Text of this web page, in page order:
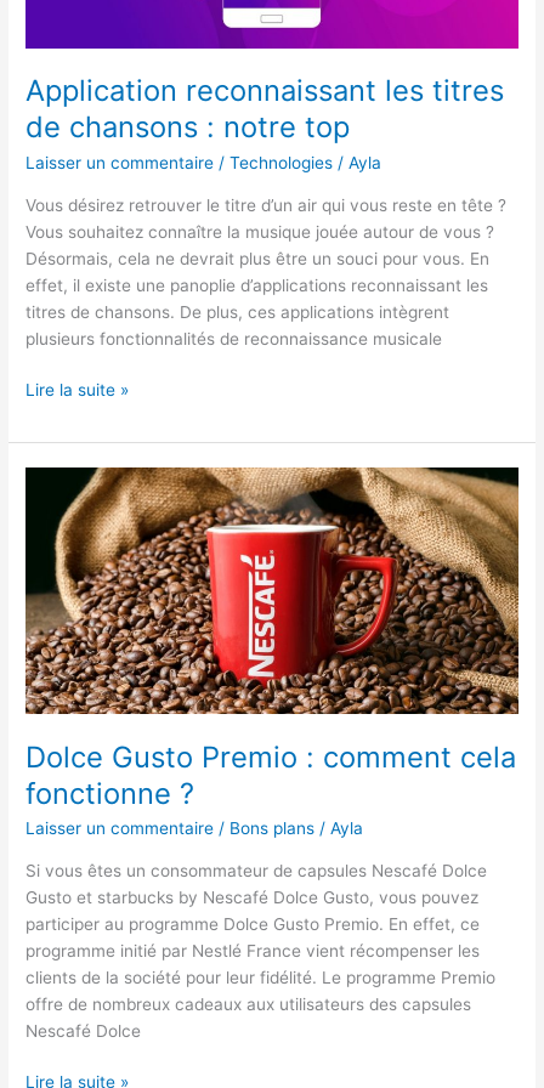
Application reconnaissant les titres
de chansons : notre top
Laisser un commentaire /Technologies /Ayla
Vous désirez retrouver le titre d’un air qui vous reste en tête ?
Vous souhaitez connaître la musique jouée autour de vous ?
Désormais, cela ne devrait plus être un souci pour vous. En
effet, il existe une panoplie d’applications reconnaissant les
titres de chansons. De plus, ces applications intègrent
plusieurs fonctionnalités de reconnaissance musicale
Application
les
titres
chansons
notre
top
Lire la suite »
Dolce Gusto Premio : comment cela
fonctionne ?
Laisser un commentaire / Bons plans /Ayla
Si vous êtes un consommateur de capsules Nescafé Dolce
Gusto et starbucks by Nescafé Dolce Gusto, vous pouvez
participer au programme Dolce Gusto Premio. En effet, ce
programme initié par Nestlé France vient récompenser les
clients de la société pour leur fidélité. Le programme Premio
offre de nombreux cadeaux aux utilisateurs des capsules
Nescafé Dolce
Dolce
Lire la suite »